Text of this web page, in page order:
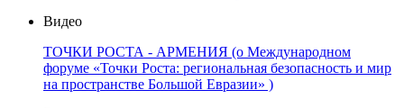
Видео
ТОЧКИ РОСТА - АРМЕНИЯ (о Международном
форуме «Точки Роста: региональная безопасность и мир
на пространстве Большой Евразии» )